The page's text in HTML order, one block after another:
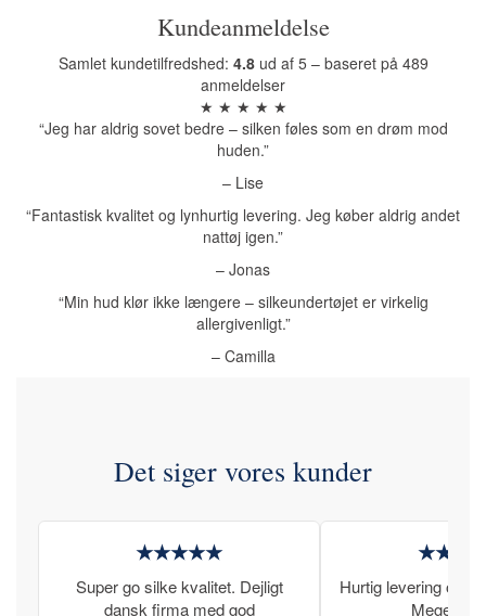
Kundeanmeldelse
Samlet kundetilfredshed: 4.8ud af 5 – baseret på 489
anmeldelser
★ ★ ★ ★ ★
“Jeg har aldrig sovet bedre – silken føles som en drøm mod
huden.”
– Lise
“Fantastisk kvalitet og lynhurtig levering. Jeg køber aldrig andet
nattøj igen.”
– Jonas
“Min hud klør ikke længere – silkeundertøjet er virkelig
allergivenligt.”
– Camilla
Det siger vores kunder
★★★★★
Super go silke kvalitet. Dejligt
dansk firma med god
Hurtig levering og
Meget